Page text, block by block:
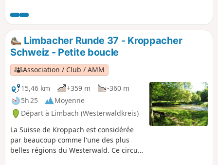
passionnants et intéressants à découvrir dans la partie
naturaliste du musée du village de Limbach, comme la plus
grosse truite jamais pêchée dans le ruisseau. Avec son
sentier sauvage et romantique qui passe par des grottes de
foin, ce circuit est aussi un vrai régal pour les randonneurs,
juste au bord de la Kleine Nister.
Limbacher Runde 37 - Kroppacher
Schweiz - Petite boucle
Association / Club / AMM
15,46 km
+359 m
-360 m
5h 25
Moyenne
Départ à Limbach (Westerwaldkreis)
La Suisse de Kroppach est considérée
par beaucoup comme l'une des plus
belles régions du Westerwald. Ce circuit